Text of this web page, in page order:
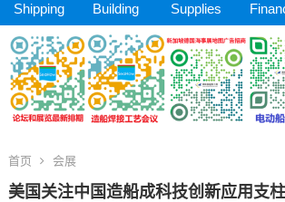
Shipping
Building Supplies
首页 会展
美国关注中国造船成科技创新应用支